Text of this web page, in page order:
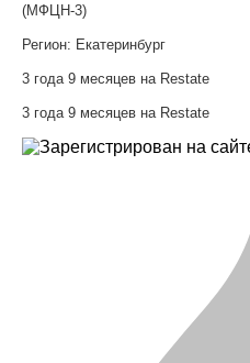
(МФЦН-3)
Регион: Екатеринбург
3 года 9 месяцев на Restate
3 года 9 месяцев на Restate